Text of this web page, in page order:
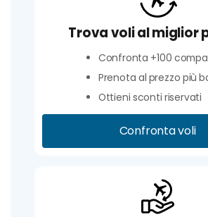
Trova voli al miglior
Confronta +100
Prenota al prezzo più
Ottieni sconti riservati
Confronta voli